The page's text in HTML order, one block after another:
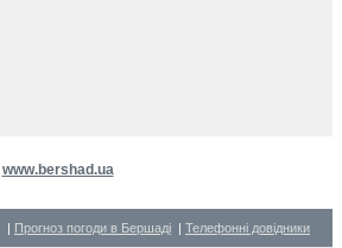
www.bershad.ua
| Прогноз погоди в Бершаді | Телефонні довідники